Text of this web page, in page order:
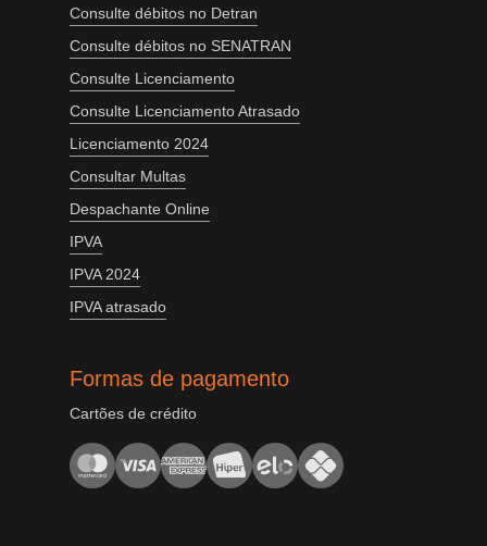
Consulte débitos no Detran
Consulte débitos no SENATRAN
Consulte Licenciamento
Consulte Licenciamento Atrasado
Licenciamento 2024
Consultar Multas
Despachante Online
IPVA
IPVA 2024
IPVA atrasado
Formas de pagamento
Cartões de crédito